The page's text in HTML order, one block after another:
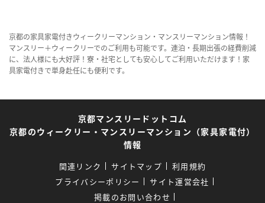
京都の家具家電付きウィークリーマンション・マンスリーマンション情報！
マンスリー＋ウィークリーでのご利用も可能です。連泊・長期出張の経費削減
に、法人様にも大好評！寮・社宅としても安心してご利用いただけます！家
具家電付きで単身赴任にも便利です。
京都マンスリードットコム
京都のウィークリー・マンスリーマンション（家具家電付）
情報
関連リンク サイトマップ
利用規約
プライバシーポリシー
サイト運営会社
掲載のお問い合わせ